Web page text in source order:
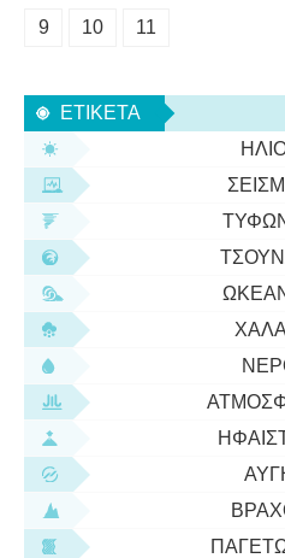
9 10 11
ΕΤΙΚΈΤΑ